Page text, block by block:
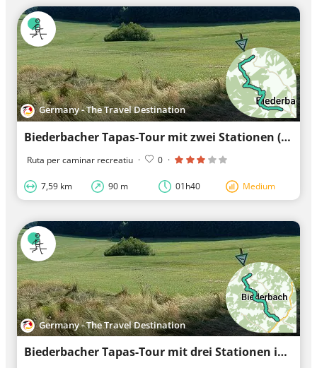
Germany - The Travel Destination
Biederbacher Tapas-Tour mit zwei Stationen (1)
Ruta per caminar recreatiu · 0 ·
7,59 km 90 m 01h40 Medium
Germany - The Travel Destination
Biederbacher Tapas-Tour mit drei Stationen inkl. Frühstück